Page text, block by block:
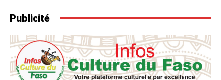
Publicité